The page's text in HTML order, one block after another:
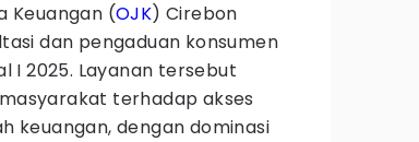
Keuangan (OJK) Cirebon
dan pengaduan konsumen
I 2025. Layanan tersebut
terhadap akses
keuangan, dengan dominasi